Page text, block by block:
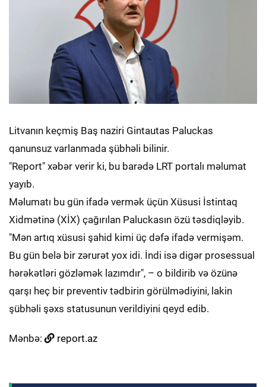
Litvanın keçmiş Baş naziri Gintautas Paluckas
qanunsuz varlanmada şübhəli bilinir.
"Report" xəbər verir ki, bu barədə LRT portalı məlumat
yayıb.
Məlumatı bu gün ifadə vermək üçün Xüsusi İstintaq
Xidmətinə (XİX) çağırılan Paluckasın özü təsdiqləyib.
"Mən artıq xüsusi şahid kimi üç dəfə ifadə vermişəm.
Bu gün belə bir zərurət yox idi. İndi isə digər prosessual
hərəkətləri gözləmək lazımdır", – o bildirib və özünə
qarşı heç bir preventiv tədbirin görülmədiyini, lakin
şübhəli şəxs statusunun verildiyini qeyd edib.
Mənbə: report.az